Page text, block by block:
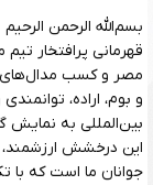
بسم‌الله الرحمن الرحیم
قهرمانی پرافتخار
مصر و کسب مدال‌های
و بوم، اراده،
بین‌المللی به
این درخشش ارزشمند،
جوانان ما است که با